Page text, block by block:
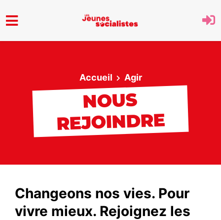
Accueil Agir
NOUS
REJOINDRE
Changeons nos vies. Pour
vivre mieux. Rejoignez les